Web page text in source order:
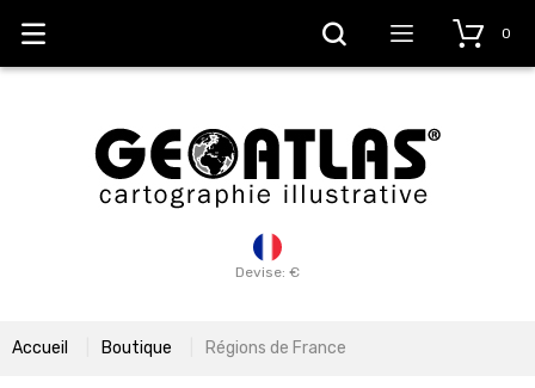
Devise: €
0
Accueil Boutique Régions de France